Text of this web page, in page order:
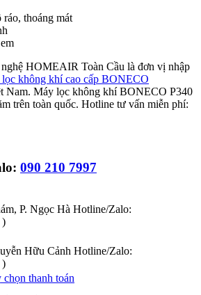
thoáng mát
HOMEAIR Toàn Cầu là đơn vị nhập
không khí cao cấp BONECO
Nam. Máy lọc không khí BONECO P340
trên toàn quốc. Hotline tư vấn miễn phí:
090 210 7997
P. Ngọc Hà Hotline/Zalo:
)
Hữu Cảnh Hotline/Zalo:
)
chọn thanh toán